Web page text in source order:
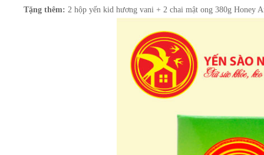
Tặng thêm: 2 hộp yến kid hương vani + 2 chai mật ong 380g Honey